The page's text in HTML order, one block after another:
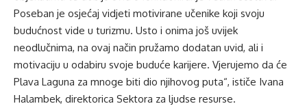
Poseban je osjećaj vidjeti motivirane učenike koji svoju
budućnost vide u turizmu. Usto i onima još uvijek
neodlučnima, na ovaj način pružamo dodatan uvid, ali i
motivaciju u odabiru svoje buduće karijere. Vjerujemo da će
Plava Laguna za mnoge biti dio njihovog puta“, ističe Ivana
Halambek, direktorica Sektora za ljudse resurse.